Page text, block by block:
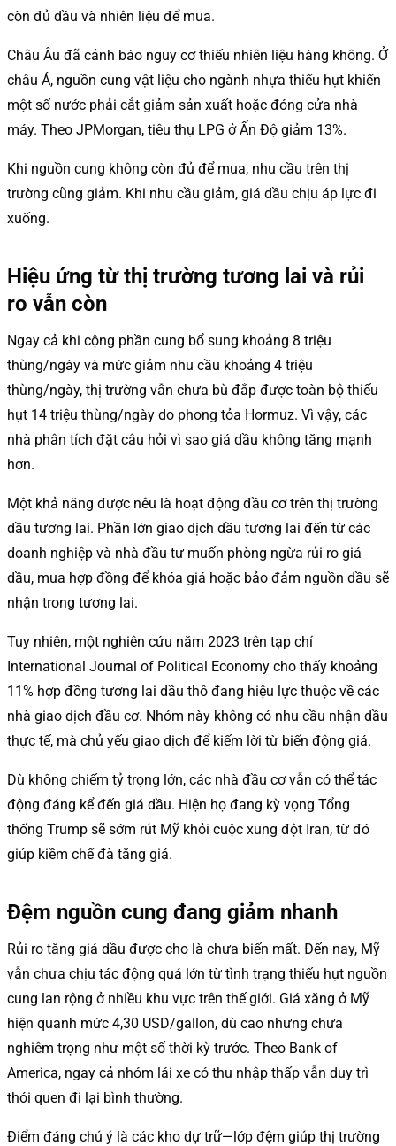
còn đủ dầu và nhiên liệu để mua.
Châu Âu đã cảnh báo nguy cơ thiếu nhiên liệu hàng không. Ở
châu Á, nguồn cung vật liệu cho ngành nhựa thiếu hụt khiến
một số nước phải cắt giảm sản xuất hoặc đóng cửa nhà
máy. Theo JPMorgan, tiêu thụ LPG ở Ấn Độ giảm 13%.
Khi nguồn cung không còn đủ để mua, nhu cầu trên thị
trường cũng giảm. Khi nhu cầu giảm, giá dầu chịu áp lực đi
xuống.
Hiệu ứng từ thị trường tương lai và rủi
ro vẫn còn
Ngay cả khi cộng phần cung bổ sung khoảng 8 triệu
thùng/ngày và mức giảm nhu cầu khoảng 4 triệu
thùng/ngày, thị trường vẫn chưa bù đắp được toàn bộ thiếu
hụt 14 triệu thùng/ngày do phong tỏa Hormuz. Vì vậy, các
nhà phân tích đặt câu hỏi vì sao giá dầu không tăng mạnh
hơn.
Một khả năng được nêu là hoạt động đầu cơ trên thị trường
dầu tương lai. Phần lớn giao dịch dầu tương lai đến từ các
doanh nghiệp và nhà đầu tư muốn phòng ngừa rủi ro giá
dầu, mua hợp đồng để khóa giá hoặc bảo đảm nguồn dầu sẽ
nhận trong tương lai.
Tuy nhiên, một nghiên cứu năm 2023 trên tạp chí
International Journal of Political Economy cho thấy khoảng
11% hợp đồng tương lai dầu thô đang hiệu lực thuộc về các
nhà giao dịch đầu cơ. Nhóm này không có nhu cầu nhận dầu
thực tế, mà chủ yếu giao dịch để kiếm lời từ biến động giá.
Dù không chiếm tỷ trọng lớn, các nhà đầu cơ vẫn có thể tác
động đáng kể đến giá dầu. Hiện họ đang kỳ vọng Tổng
thống Trump sẽ sớm rút Mỹ khỏi cuộc xung đột Iran, từ đó
giúp kiềm chế đà tăng giá.
Đệm nguồn cung đang giảm nhanh
Rủi ro tăng giá dầu được cho là chưa biến mất. Đến nay, Mỹ
vẫn chưa chịu tác động quá lớn từ tình trạng thiếu hụt nguồn
cung lan rộng ở nhiều khu vực trên thế giới. Giá xăng ở Mỹ
hiện quanh mức 4,30 USD/gallon, dù cao nhưng chưa
nghiêm trọng như một số thời kỳ trước. Theo Bank of
America, ngay cả nhóm lái xe có thu nhập thấp vẫn duy trì
thói quen đi lại bình thường.
Điểm đáng chú ý là các kho dự trữ—lớp đệm giúp thị trường